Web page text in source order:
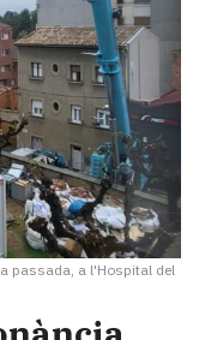
passada, a l'Hospital del